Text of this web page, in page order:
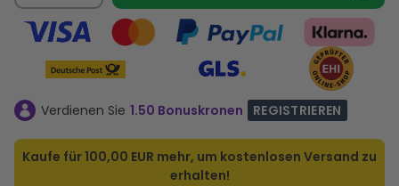
Verdienen Sie 1.50 Bonuskronen REGISTRIEREN
Kaufe für100,00 EUR mehr, um kostenlosen Versand zu
erhalten!